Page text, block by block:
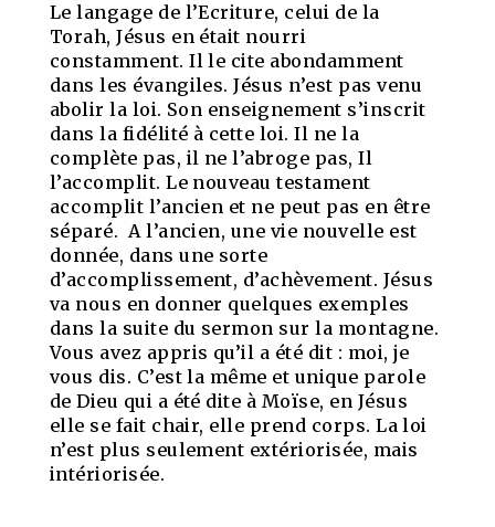
Le langage de l’Ecriture, celui de la
Torah, Jésus en était nourri
constamment. Il le cite abondamment
dans les évangiles. Jésus n’est pas venu
abolir la loi. Son enseignement s’inscrit
dans la fidélité à cette loi. Il ne la
complète pas, il ne l’abroge pas, Il
l’accomplit. Le nouveau testament
accomplit l’ancien et ne peut pas en être
séparé. A l’ancien, une vie nouvelle est
donnée, dans une sorte
d’accomplissement, d’achèvement. Jésus
va nous en donner quelques exemples
dans la suite du sermon sur la montagne.
Vous avez appris qu’il a été dit : moi, je
vous dis. C’est la même et unique parole
de Dieu qui a été dite à Moïse, en Jésus
elle se fait chair, elle prend corps. La loi
n’est plus seulement extériorisée, mais
intériorisée.